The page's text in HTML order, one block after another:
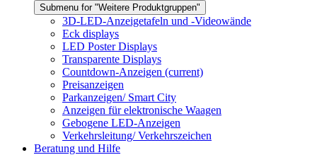
Submenu for "Weitere Produktgruppen"
3D-LED-Anzeigetafeln und -Videowände
Eck displays
LED Poster Displays
Transparente Displays
Countdown-Anzeigen (current)
Preisanzeigen
Parkanzeigen/ Smart City
Anzeigen für elektronische Waagen
Gebogene LED-Anzeigen
Verkehrsleitung/ Verkehrszeichen
Beratung und Hilfe